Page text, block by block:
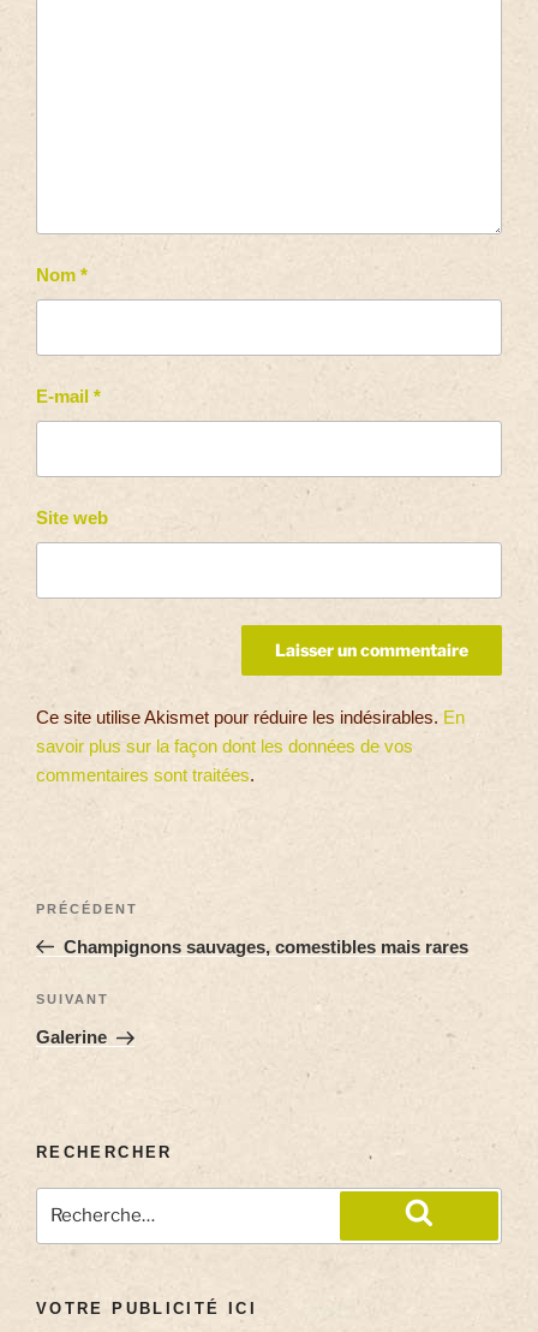
Nom *
E-mail *
Site web
Ce site utilise Akismet pour réduire les indésirables. En
savoir plus sur la façon dont les données de vos
commentaires sont traitées.
PRÉCÉDENT
Champignons sauvages, comestibles mais rares
SUIVANT
Galerine
RECHERCHER
VOTRE PUBLICITÉ ICI